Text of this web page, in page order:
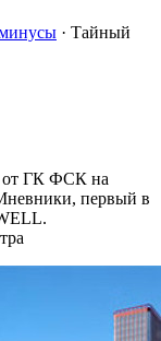
· Тайный
от ГК ФСК на
первый в